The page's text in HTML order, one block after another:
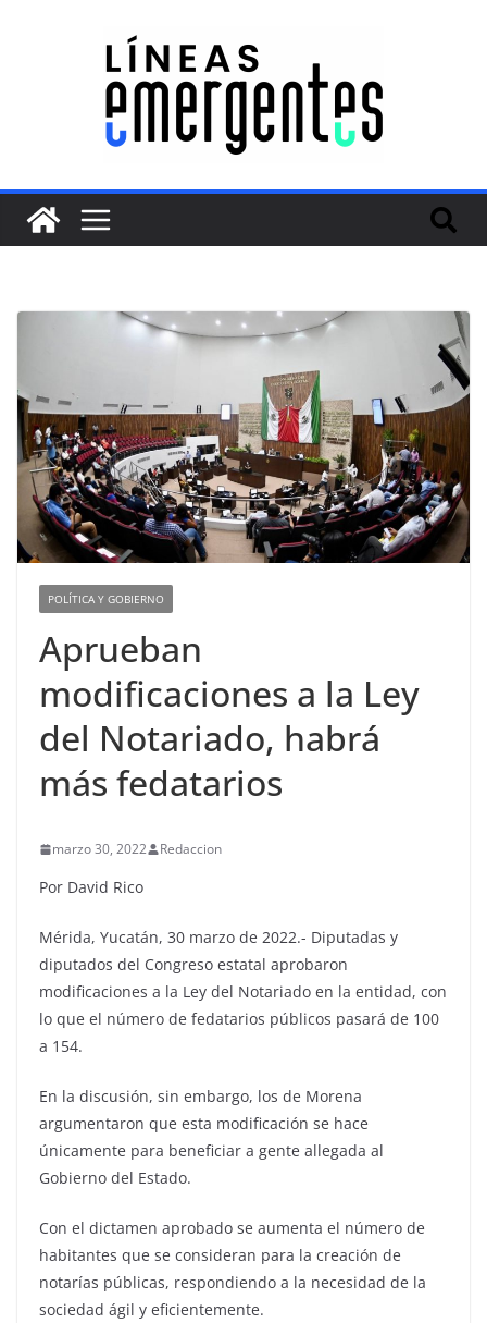
POLÍTICA Y GOBIERNO
Aprueban
modificaciones a la Ley
del Notariado, habrá
más fedatarios
marzo 30, 2022 Redaccion
Por David Rico
Mérida, Yucatán, 30 marzo de 2022.- Diputadas y
diputados del Congreso estatal aprobaron
modificaciones a la Ley del Notariado en la entidad, con
lo que el número de fedatarios públicos pasará de 100
a 154.
En la discusión, sin embargo, los de Morena
argumentaron que esta modificación se hace
únicamente para beneficiar a gente allegada al
Gobierno del Estado.
Con el dictamen aprobado se aumenta el número de
habitantes que se consideran para la creación de
notarías públicas, respondiendo a la necesidad de la
sociedad ágil y eficientemente.